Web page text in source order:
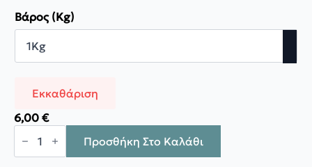
Βάρος (Kg)
Εκκαθάριση
6,00 €
Gemma
Γενικής
χρήσης
Προσθήκη Στο Καλάθι